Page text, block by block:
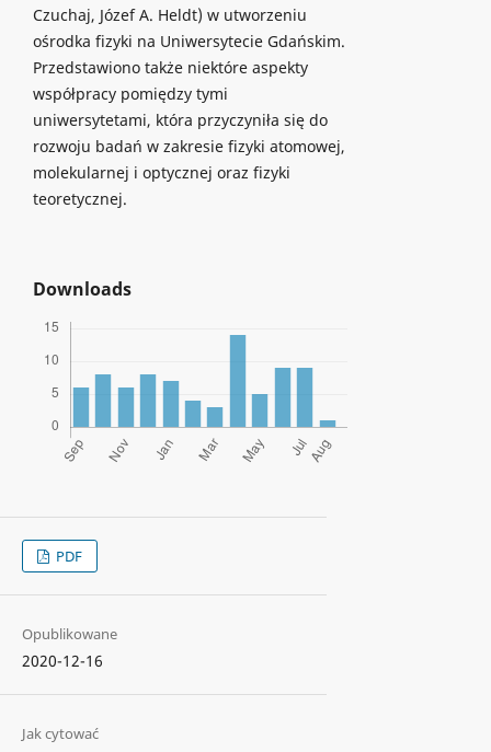
Czuchaj, Józef A. Heldt) w utworzeniu
ośrodka fizyki na Uniwersytecie Gdańskim.
Przedstawiono także niektóre aspekty
współpracy pomiędzy tymi
uniwersytetami, która przyczyniła się do
rozwoju badań w zakresie fizyki atomowej,
molekularnej i optycznej oraz fizyki
teoretycznej.
Downloads
PDF
Opublikowane
2020-12-16
Jak cytować